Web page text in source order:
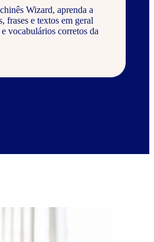
Wizard, aprenda a
frases e textos em geral
vocabulários corretos da